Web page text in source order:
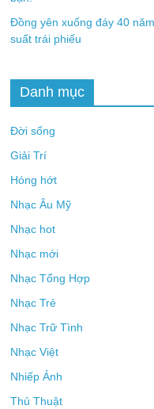
Đồng yên xuống đáy 40
suất trái phiếu
Danh mục
Đời sống
Giải Trí
Hóng hớt
Nhạc Âu Mỹ
Nhạc hot
Nhạc mới
Nhạc Tổng Hợp
Nhạc Trẻ
Nhạc Trữ Tình
Nhạc Việt
Nhiếp Ảnh
Thủ Thuật